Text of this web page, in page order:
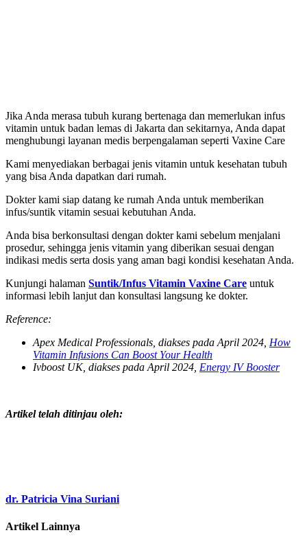
Jika Anda merasa tubuh kurang bertenaga dan memerlukan infus
vitamin untuk badan lemas di Jakarta dan sekitarnya, Anda dapat
menghubungi layanan medis berpengalaman seperti Vaxine Care
Kami menyediakan berbagai jenis vitamin untuk kesehatan tubuh
yang bisa Anda dapatkan dari rumah.
Dokter kami siap datang ke rumah Anda untuk memberikan
infus/suntik vitamin sesuai kebutuhan Anda.
Anda bisa berkonsultasi dengan dokter kami sebelum menjalani
prosedur, sehingga jenis vitamin yang diberikan sesuai dengan
indikasi medis serta dosis yang aman bagi kondisi kesehatan Anda.
Kunjungi halaman Suntik/Infus Vitamin Vaxine Care untuk
informasi lebih lanjut dan konsultasi langsung ke dokter.
Reference:
Apex Medical Professionals, diakses pada April 2024, How
Vitamin Infusions Can Boost Your Health
Ivboost UK, diakses pada April 2024, Energy IV Booster
Artikel telah ditinjau oleh:
dr. Patricia Vina Suriani
Artikel Lainnya